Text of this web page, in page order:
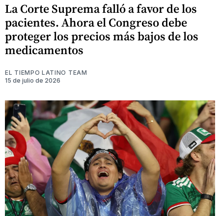
La Corte Suprema falló a favor de los
pacientes. Ahora el Congreso debe
proteger los precios más bajos de los
medicamentos
EL TIEMPO LATINO TEAM
15 de julio de 2026